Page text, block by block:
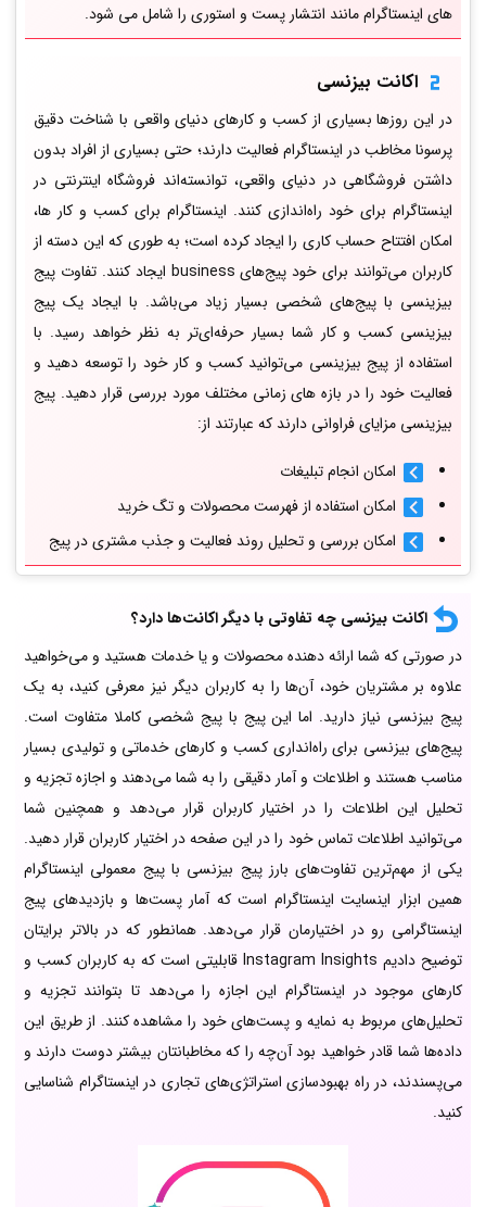
های اینستاگرام مانند انتشار پست و استوری را شامل می شود.
اکانت بیزنسی
در این روزها بسیاری از کسب و کارهای دنیای واقعی با شناخت دقیق
پرسونا مخاطب در اینستاگرام فعالیت دارند؛ حتی بسیاری از افراد بدون
داشتن فروشگاهی در دنیای واقعی، توانسته‌اند فروشگاه‌ اینترنتی در
اینستاگرام برای خود راه‌اندازی کنند. اینستاگرام برای کسب و کار ها،
امکان افتتاح حساب کاری را ایجاد کرده است؛ به طوری که این دسته از
کاربران می‌توانند برای خود پیج‌های business ایجاد کنند. تفاوت پیج
بیزینسی با پیج‌های شخصی بسیار زیاد می‌باشد. با ایجاد یک پیج
بیزینسی کسب و کار شما بسیار حرفه‌ای‌تر به نظر خواهد رسید. با
استفاده از پیج بیزینسی می‌توانید کسب و کار خود را توسعه دهید و
فعالیت خود را در بازه های زمانی مختلف مورد بررسی قرار دهید. پیج
بیزینسی مزایای فراوانی دارند که عبارتند از:
امکان انجام تبلیغات
امکان استفاده از فهرست محصولات و تگ خرید
امکان بررسی و تحلیل روند فعالیت و جذب مشتری در پیج
اکانت بیزنسی چه تفاوتی با دیگر اکانت‌ها دارد؟
در صورتی که شما ارائه دهنده محصولات و یا خدمات هستید و می‌خواهید
علاوه بر مشتریان خود، آن‌ها را به کاربران دیگر نیز معرفی کنید، به یک
پیج بیزنسی نیاز دارید. اما این پیج با پیج شخصی کاملا متفاوت است.
پیج‌های بیزنسی برای راه‌انداری کسب و کارهای خدماتی و تولیدی بسیار
مناسب هستند و اطلاعات و آمار دقیقی را به شما می‌دهند و اجازه تجزیه و
تحلیل این اطلاعات را در اختیار کاربران قرار می‌دهد و همچنین شما
می‌توانید اطلاعات تماس خود را در این صفحه در اختیار کاربران قرار دهید.
یکی از مهم‌ترین تفاوت‌های بارز پیج بیزنسی با پیج معمولی اینستاگرام
همین ابزار اینسایت اینستاگرام است که آمار پست‌ها و بازدیدهای پیج
اینستاگرامی رو در اختیارمان قرار می‌دهد. همانطور که در بالاتر برایتان
توضیح دادیم Instagram Insights قابلیتی است که به کاربران کسب و
کارهای موجود در اینستاگرام این اجازه را می‌دهد تا بتوانند تجزیه و
تحلیل‌های مربوط به نمایه و پست‌های خود را مشاهده کنند. از طریق این
داده‌ها شما قادر خواهید بود آن‌چه را که مخاطبانتان بیشتر دوست دارند و
می‌پسندند، در راه بهبودسازی استراتژی‌های تجاری در اینستاگرام شناسایی
کنید.